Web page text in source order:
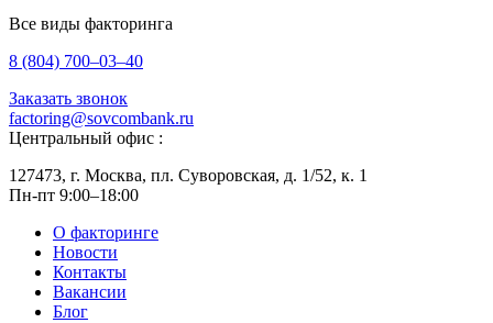
Все виды факторинга
8 (804) 700–03–40
Заказать звонок
factoring@sovcombank.ru
Центральный офис :
127473, г. Москва, пл. Суворовская, д. 1/52, к. 1
Пн-пт 9:00–18:00
О факторинге
Новости
Контакты
Вакансии
Блог